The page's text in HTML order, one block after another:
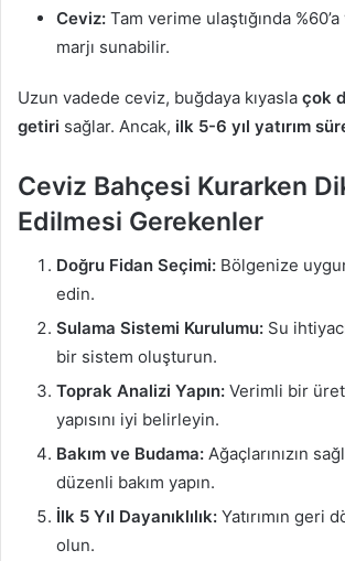
Ceviz: Tam verime ulaştığında
marjı sunabilir.
Uzun vadede ceviz, buğdaya kıyasla çok
getiri sağlar. Ancak, ilk 5-6 yıl yatırım
Ceviz Bahçesi Kurarken
Edilmesi Gerekenler
Doğru Fidan Seçimi: Bölgenize
edin.
Sulama Sistemi Kurulumu: Su
bir sistem oluşturun.
Toprak Analizi Yapın: Verimli bir
yapısını iyi belirleyin.
Bakım ve Budama: Ağaçlarınızın
düzenli bakım yapın.
İlk 5 Yıl Dayanıklılık: Yatırımın geri
olun.